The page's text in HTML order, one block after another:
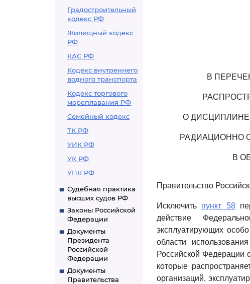
Градостроительный
кодекс РФ
Жилищный кодекс
РФ
КАС РФ
Кодекс внутреннего
водного транспорта
Кодекс торгового
мореплавания РФ
Семейный кодекс
ТК РФ
УИК РФ
УК РФ
УПК РФ
Судебная практика
высших судов РФ
Законы Российской
Федерации
Документы
Президента
Российской
Федерации
Документы
Правительства
В
О
РАДИАЦИОННО
В
Правительство
Исключить пункт 58
действие
эксплуатирующих
области
Российской Федерации
которые
организаций,